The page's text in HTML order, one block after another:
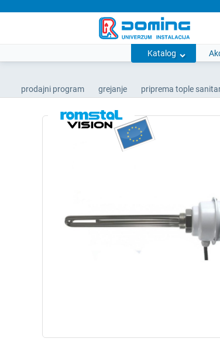
Katalog
prodajni program grejanje priprema tople